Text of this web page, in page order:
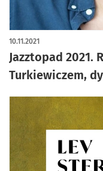
Jazztopad 2021.
Turkiewiczem,
10.11.2021